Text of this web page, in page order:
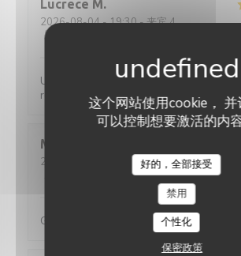
这个网站使用cookie， 并
可以控制想要激活的内容
好的，全部接受
禁用
个性化
保密政策
Lucrece M
2026-08-04- 19:30 - 来宾 4
服务
Un service efficace, des crêpes
recettes variées pour un prix très
Maud
2026-08-01
- 12:30 - 来宾 5
/5 菜单:5/5 质价比:
Galettes et crêpes très généreuses (en